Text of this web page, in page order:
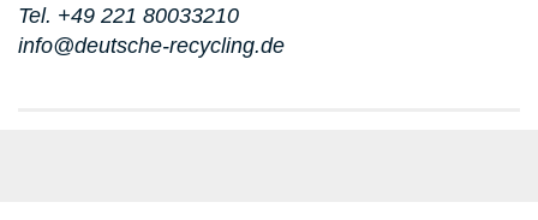
Tel. +49 221 80033210
info@deutsche-recycling.de